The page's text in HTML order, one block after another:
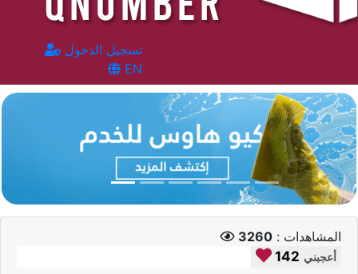
تسجيل الدخول
EN
المشاهدات : 3260
142 أعجبني